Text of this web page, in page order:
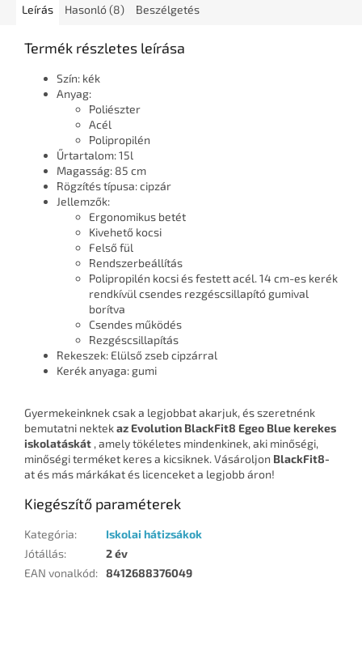
Leírás Hasonló (8) Beszélgetés
Termék részletes leírása
Szín: kék
Anyag:
Poliészter
Acél
Polipropilén
Űrtartalom: 15l
Magasság: 85 cm
Rögzítés típusa: cipzár
Jellemzők:
Ergonomikus betét
Kivehető kocsi
Felső fül
Rendszerbeállítás
Polipropilén kocsi és festett acél. 14 cm-es kerék
rendkívül csendes rezgéscsillapító gumival
borítva
Csendes működés
Rezgéscsillapítás
Rekeszek: Elülső zseb cipzárral
Kerék anyaga: gumi
Gyermekeinknek csak a legjobbat akarjuk, és szeretnénk
bemutatni nektekaz Evolution BlackFit8 Egeo Blue kerekes
iskolatáskát , amely tökéletes mindenkinek, aki minőségi,
minőségi terméket keres a kicsiknek. Vásároljon BlackFit8-
at és más márkákat és licenceket a legjobb áron!
Kiegészítő paraméterek
Kategória:
Iskolai hátizsákok
Jótállás:
2 év
EAN vonalkód: 8412688376049